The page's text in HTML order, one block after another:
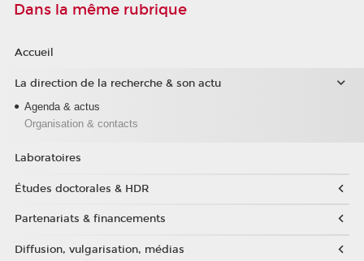
Dans la même rubrique
Accueil
La direction de la recherche & son actu
Agenda & actus
Organisation & contacts
Laboratoires
Études doctorales & HDR
Partenariats & financements
Diffusion, vulgarisation, médias